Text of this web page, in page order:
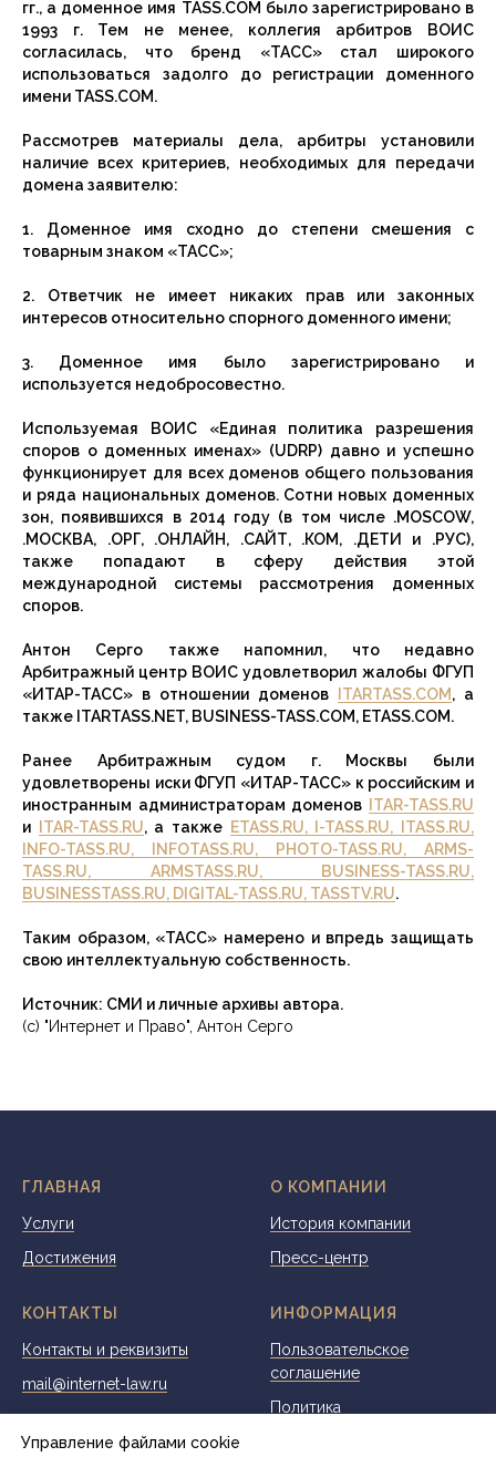
Управление файлами cookie
гг., а доменное имя TASS.COM было зарегистрировано в
1993 г. Тем не менее, коллегия арбитров ВОИС
согласилась, что бренд «ТАСС» стал широкого
использоваться задолго до регистрации доменного
имени TASS.COM.
Рассмотрев материалы дела, арбитры установили
наличие всех критериев, необходимых для передачи
домена заявителю:
1. Доменное имя сходно до степени смешения с
товарным знаком «ТАСС»;
2. Ответчик не имеет никаких прав или законных
интересов относительно спорного доменного имени;
3. Доменное имя было зарегистрировано и
используется недобросовестно.
Используемая ВОИС «Единая политика разрешения
споров о доменных именах» (UDRP) давно и успешно
функционирует для всех доменов общего пользования
и ряда национальных доменов. Сотни новых доменных
зон, появившихся в 2014 году (в том числе .MOSCOW,
.МОСКВА, .ОРГ, .ОНЛАЙН, .САЙТ, .КОМ, .ДЕТИ и .РУС),
также попадают в сферу действия этой
международной системы рассмотрения доменных
споров.
Антон Серго также напомнил, что недавно
Арбитражный центр ВОИС удовлетворил жалобы ФГУП
«ИТАР-ТАСС» в отношении доменов
ITARTASS.COM, а
также ITARTASS.NET, BUSINESS-TASS.COM, ETASS.COM.
Ранее Арбитражным судом г. Москвы были
удовлетворены иски ФГУП «ИТАР-ТАСС» к российским и
иностранным администраторам доменов
ITAR-TASS.RU
и
ITAR-TASS.RU, а также ETASS.RU, I-TASS.RU, ITASS.RU,
INFO-TASS.RU, INFOTASS.RU, PHOTO-TASS.RU, ARMS-
TASS.RU, ARMSTASS.RU, BUSINESS-TASS.RU,
BUSINESSTASS.RU, DIGITAL-TASS.RU, TASSTV.RU.
Таким образом, «ТАСС» намерено и впредь защищать
свою интеллектуальную собственность.
Источник: СМИ и личные архивы автора.
(с) "Интернет и Право", Антон Серго
ГЛАВНАЯ
Услуги
Достижения
О КОМПАНИИ
История компании
Пресс-центр
КОНТАКТЫ
Контакты и реквизиты
mail@internet-law.ru
ИНФОРМАЦИЯ
Пользовательское
соглашение
Политика